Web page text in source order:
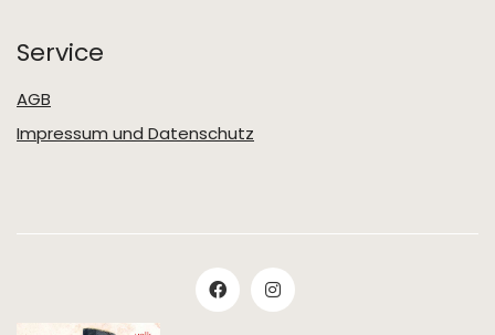
Service
AGB
Impressum und Datenschutz